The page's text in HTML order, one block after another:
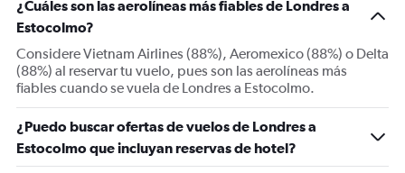
2
Y
displaying
Avg.
Price
and
Number
of
flights.
¿Cuáles son las aerolíneas más fiables de Londres a
Estocolmo?
Considere Vietnam Airlines (88%), Aeromexico (88%) o Delta
(88%) al reservar tu vuelo, pues son las aerolíneas más
fiables cuando se vuela de Londres a Estocolmo.
¿Puedo buscar ofertas de vuelos de Londres a
Estocolmo que incluyan reservas de hotel?